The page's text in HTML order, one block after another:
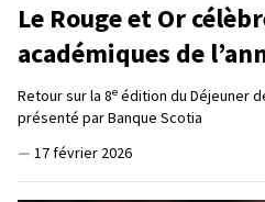
Le Rouge et Or
académiques de
Retour sur la 8e édition du Déjeuner
présenté par Banque Scotia
— 17 février 2026